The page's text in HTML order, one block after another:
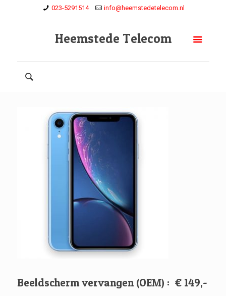
023-5291514 info@heemstedetelecom.nl
Heemstede Telecom
Beeldscherm vervangen (OEM) : € 149,-